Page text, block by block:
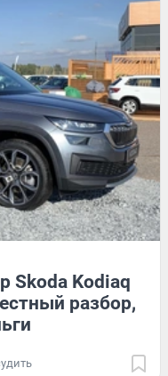
Skoda Kodiaq
разбор,